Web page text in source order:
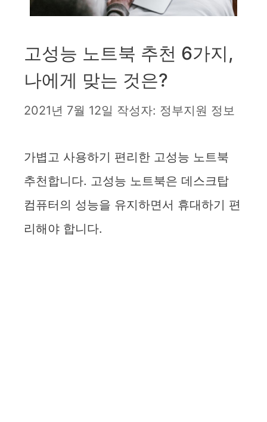
고성능 노트북 추천 6가지,
나에게 맞는 것은?
2021년 7월 12일 작성자: 정부지원 정보
가볍고 사용하기 편리한 고성능 노트북
추천합니다. 고성능 노트북은 데스크탑
컴퓨터의 성능을 유지하면서 휴대하기 편
리해야 합니다.